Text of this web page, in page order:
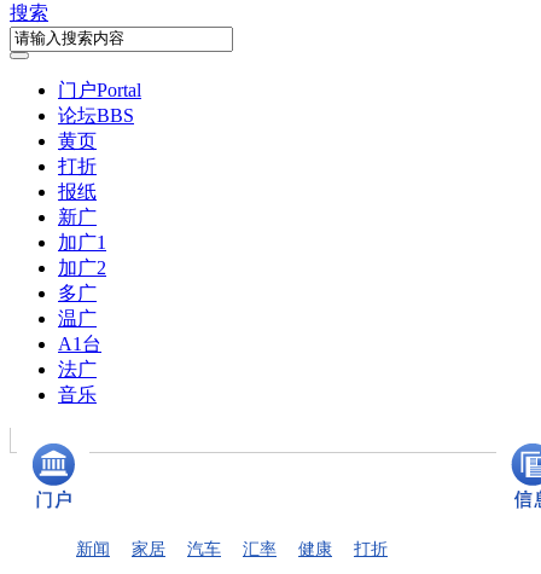
搜索
门户Portal
论坛BBS
黄页
打折
报纸
新广
加广1
加广2
多广
温广
A1台
法广
音乐
新闻 家居 汽车 汇率 健康
打折